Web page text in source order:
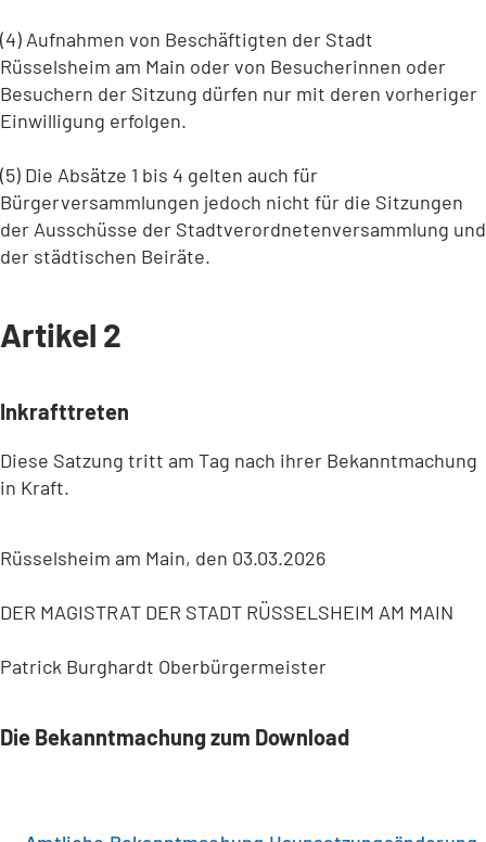
(4) Aufnahmen von Beschäftigten der Stadt
Rüsselsheim am Main oder von Besucherinnen oder
Besuchern der Sitzung dürfen nur mit deren vorheriger
Einwilligung erfolgen.
(5) Die Absätze 1 bis 4 gelten auch für
Bürgerversammlungen jedoch nicht für die Sitzungen
der Ausschüsse der Stadtverordnetenversammlung und
der städtischen Beiräte.
Artikel 2
Inkrafttreten
Diese Satzung tritt am Tag nach ihrer Bekanntmachung
in Kraft.
Rüsselsheim am Main, den 03.03.2026
DER MAGISTRAT DER STADT RÜSSELSHEIM AM MAIN
Patrick Burghardt Oberbürgermeister
Die Bekanntmachung zum Download